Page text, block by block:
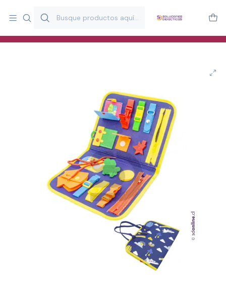
y estimulación infantil en Chile.
Especialistas en recursos educativos para aulas, terapeutas y